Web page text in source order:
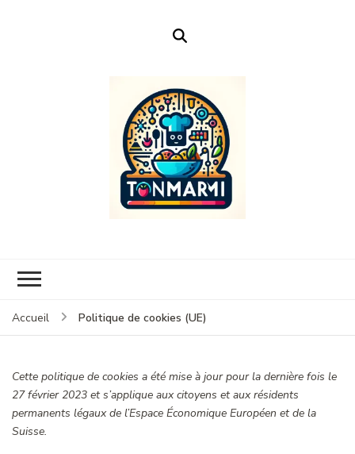
Accueil Politique de cookies (UE)
Cette politique de cookies a été mise à jour pour la dernière fois le
27 février 2023 et s’applique aux citoyens et aux résidents
permanents légaux de l’Espace Économique Européen et de la
Suisse.